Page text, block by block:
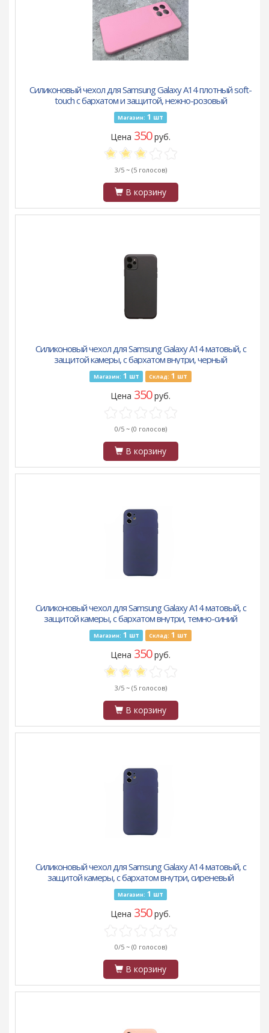
Силиконовый чехол для Samsung Galaxy A14 плотный soft-
touch с бархатом и защитой, нежно-розовый
Магазин: 1 шт
Цена 350руб.
3/5 ~ (5 голосов)
В корзину
Силиконовый чехол для Samsung Galaxy A14 матовый, с
защитой камеры, с бархатом внутри, черный
Магазин: 1 шт Склад: 1 шт
Цена 350руб.
0/5 ~ (0 голосов)
В корзину
Силиконовый чехол для Samsung Galaxy A14 матовый, с
защитой камеры, с бархатом внутри, темно-синий
Магазин: 1 шт Склад: 1 шт
Цена 350руб.
3/5 ~ (5 голосов)
В корзину
Силиконовый чехол для Samsung Galaxy A14 матовый, с
защитой камеры, с бархатом внутри, сиреневый
Магазин: 1 шт
Цена 350руб.
0/5 ~ (0 голосов)
В корзину